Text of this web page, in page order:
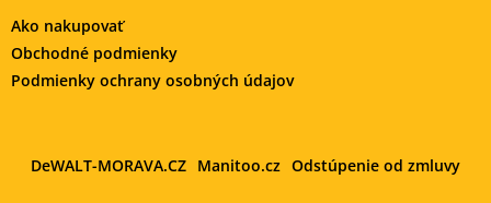
Ako nakupovať
Obchodné podmienky
Podmienky ochrany osobných údajov
DeWALT-MORAVA.CZ Manitoo.cz Odstúpenie od zmluvy